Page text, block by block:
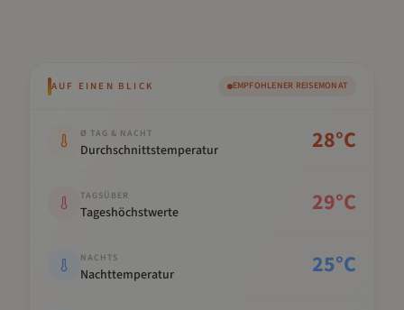
AUF EINEN BLICK EMPFOHLENER REISEMONAT
Ø TAG & NACHT
Durchschnittstemperatur 28°C
TAGSÜBER
Tageshöchstwerte 29°C
NACHTS
Nachttemperatur 25°C